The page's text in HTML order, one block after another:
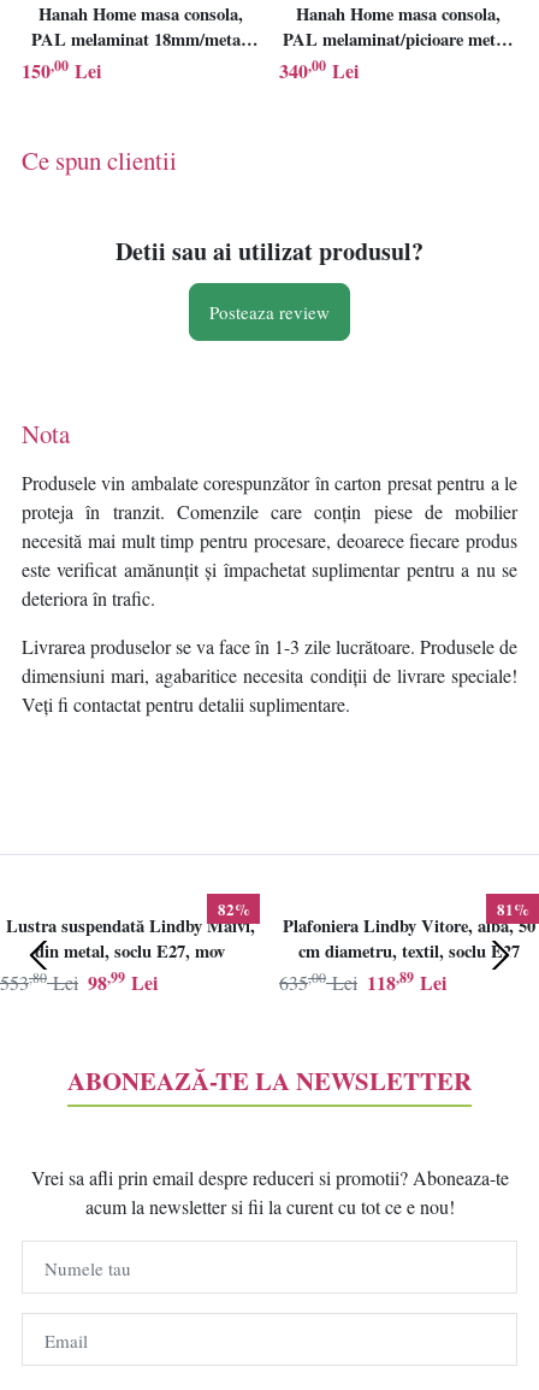
Hanah Home masa consola,
PAL melaminat 18mm/metal,
90x26x74 cm, negru/pin atlantic
150,00 Lei
Hanah Home masa consola,
PAL melaminat/picioare metal,
150x30x80 cm, grosime 18mm,
340,00 Lei
Ce spun clientii
Detii sau ai utilizat produsul?
Posteaza review
Nota
Produsele vin ambalate corespunzător în carton presat pentru a le
proteja în tranzit. Comenzile care conțin piese de mobilier
necesită mai mult timp pentru procesare, deoarece fiecare produs
este verificat amănunțit și împachetat suplimentar pentru a nu se
deteriora în trafic.
Livrarea produselor se va face în 1-3 zile lucrătoare. Produsele de
dimensiuni mari, agabaritice necesita condiții de livrare speciale!
Veți fi contactat pentru detalii suplimentare.
82%
Lustra suspendată Lindby Maivi,
din metal, soclu E27, mov
98,99 Lei
553,80 Lei
81%
Plafoniera Lindby Vitore, alba, 50
cm diametru, textil, soclu E27
118,89 Lei
635,00 Lei
ABONEAZĂ-TE LA NEWSLETTER
Vrei sa afli prin email despre reduceri si promotii? Aboneaza-te
acum la newsletter si fii la curent cu tot ce e nou!
Numele tau
Email